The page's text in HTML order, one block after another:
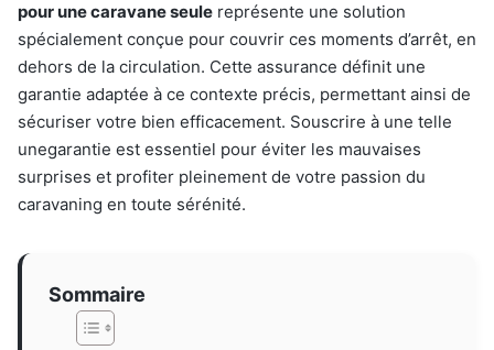
pour une caravane seule représente une solution
spécialement conçue pour couvrir ces moments d’arrêt, en
dehors de la circulation. Cette assurance définit une
garantie adaptée à ce contexte précis, permettant ainsi de
sécuriser votre bien efficacement. Souscrire à une telle
unegarantie est essentiel pour éviter les mauvaises
surprises et profiter pleinement de votre passion du
caravaning en toute sérénité.
Sommaire